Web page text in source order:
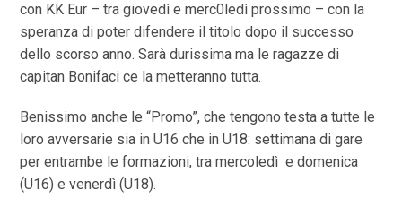
con KK Eur – tra giovedì e merc0ledì prossimo – con la
speranza di poter difendere il titolo dopo il successo
dello scorso anno. Sarà durissima ma le ragazze di
capitan Bonifaci ce la metteranno tutta.
Benissimo anche le “Promo”, che tengono testa a tutte le
loro avversarie sia in U16 che in U18: settimana di gare
per entrambe le formazioni, tra mercoledì e domenica
(U16) e venerdì (U18).